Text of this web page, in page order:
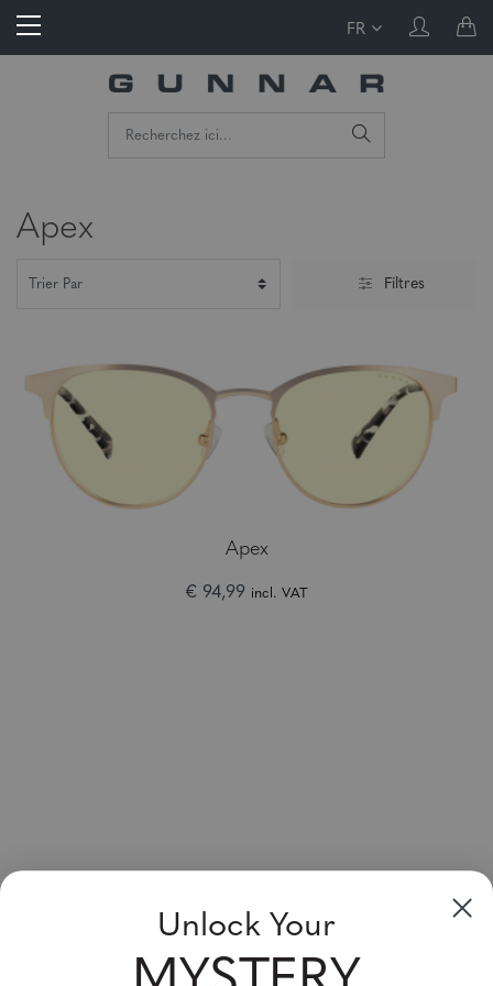
FR
Apex
Filtres
Apex
€ 94,99 incl. VAT
Vente jusqu'à 20 % de réduction pour votre prochain achat
Unlock Your